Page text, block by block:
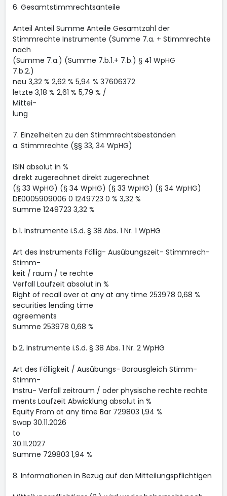
6. Gesamtstimmrechtsanteile
Anteil Anteil Summe Anteile Gesamtzahl der
Stimmrechte Instrumente (Summe 7.a. + Stimmrechte
nach
(Summe 7.a.) (Summe 7.b.1.+ 7.b.) § 41 WpHG
7.b.2.)
neu 3,32 % 2,62 % 5,94 % 37606372
letzte 3,18 % 2,61 % 5,79 % /
Mittei-
lung
7. Einzelheiten zu den Stimmrechtsbeständen
a. Stimmrechte (§§ 33, 34 WpHG)
ISIN absolut in %
direkt zugerechnet direkt zugerechnet
(§ 33 WpHG) (§ 34 WpHG) (§ 33 WpHG) (§ 34 WpHG)
DE0005909006 0 1249723 0 % 3,32 %
Summe 1249723 3,32 %
b.1. Instrumente i.S.d. § 38 Abs. 1 Nr. 1 WpHG
Art des Instruments Fällig- Ausübungszeit- Stimmrech-
Stimm-
keit / raum / te rechte
Verfall Laufzeit absolut in %
Right of recall over at any at any time 253978 0,68 %
securities lending time
agreements
Summe 253978 0,68 %
b.2. Instrumente i.S.d. § 38 Abs. 1 Nr. 2 WpHG
Art des Fälligkeit / Ausübungs- Barausgleich Stimm-
Stimm-
Instru- Verfall zeitraum / oder physische rechte rechte
ments Laufzeit Abwicklung absolut in %
Equity From at any time Bar 729803 1,94 %
Swap 30.11.2026
to
30.11.2027
Summe 729803 1,94 %
8. Informationen in Bezug auf den Mitteilungspflichtigen